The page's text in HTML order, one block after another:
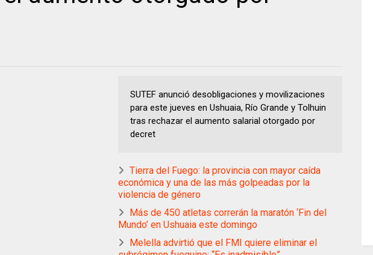
SUTEF anunció desobligaciones y movilizaciones
para este jueves en Ushuaia, Río Grande y Tolhuin
tras rechazar el aumento salarial otorgado por
decret
Tierra del Fuego: la provincia con mayor caída
económica y una de las más golpeadas por la
violencia de género
Más de 450 atletas correrán la maratón ‘Fin del
Mundo’ en Ushuaia este domingo
Melella advirtió que el FMI quiere eliminar el